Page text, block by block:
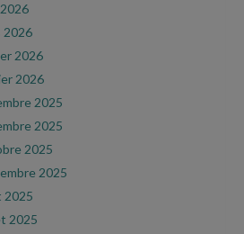
2026
2026
2026
2025
2025
2025
2025
2025
2025